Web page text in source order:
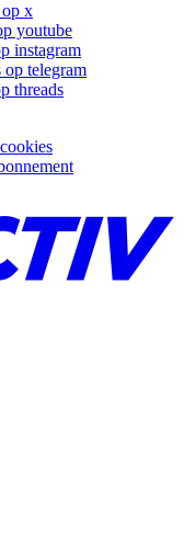
x
youtube
instagram
op telegram
threads